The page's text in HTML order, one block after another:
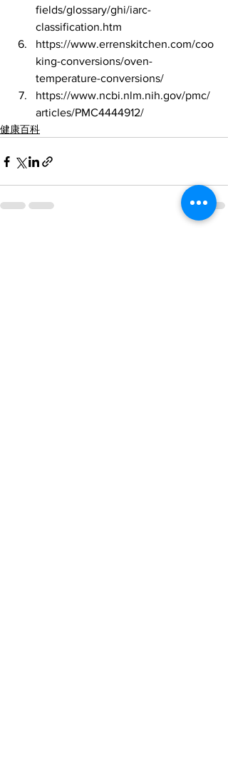
fields/glossary/ghi/iarc-
classification.htm
https://www.errenskitchen.com/coo
king-conversions/oven-
temperature-conversions/
https://www.ncbi.nlm.nih.gov/pmc/
articles/PMC4444912/
健康百科